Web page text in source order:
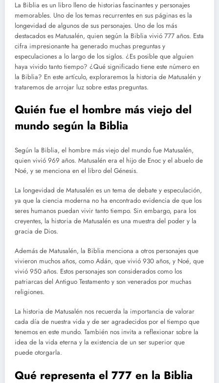
La Biblia es un libro lleno de historias fascinantes y personajes
memorables. Uno de los temas recurrentes en sus páginas es la
longevidad de algunos de sus personajes. Uno de los más
destacados es Matusalén, quien según la Biblia vivió 777 años. Esta
cifra impresionante ha generado muchas preguntas y
especulaciones a lo largo de los siglos. ¿Es posible que alguien
haya vivido tanto tiempo? ¿Qué significado tiene este número en
la Biblia? En este artículo, exploraremos la historia de Matusalén y
trataremos de arrojar luz sobre estas preguntas.
Quién fue el hombre más viejo del
mundo según la Biblia
Según la Biblia, el hombre más viejo del mundo fue Matusalén,
quien vivió 969 años. Matusalén era el hijo de Enoc y el abuelo de
Noé, y se menciona en el libro del Génesis.
La longevidad de Matusalén es un tema de debate y especulación,
ya que la ciencia moderna no ha encontrado evidencia de que los
seres humanos puedan vivir tanto tiempo. Sin embargo, para los
creyentes, la historia de Matusalén es una muestra del poder y la
gracia de Dios.
Además de Matusalén, la Biblia menciona a otros personajes que
vivieron muchos años, como Adán, que vivió 930 años, y Noé, que
vivió 950 años. Estos personajes son considerados como los
patriarcas del Antiguo Testamento y son venerados por muchas
religiones.
La historia de Matusalén nos recuerda la importancia de valorar
cada día de nuestra vida y de ser agradecidos por el tiempo que
tenemos en este mundo. También nos invita a reflexionar sobre la
idea de la vida eterna y la existencia de un ser superior que
puede otorgarla.
Qué representa el 777 en la Biblia